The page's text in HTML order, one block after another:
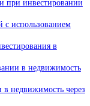
при инвестировании
с использованием
в
в недвижимость
недвижимость через